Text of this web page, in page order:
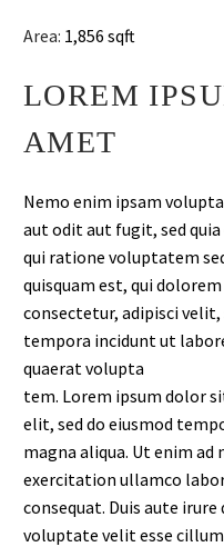
Area: 1,856 sqft
LOREM
AMET
Nemo enim ipsam
aut odit aut fugit, sed
qui ratione voluptatem
quisquam est, qui
consectetur, adipisci velit,
tempora incidunt ut
quaerat volupta
tem. Lorem ipsum dolor
elit, sed do eiusmod
magna aliqua. Ut enim
exercitation ullamco
consequat. Duis aute
voluptate velit esse